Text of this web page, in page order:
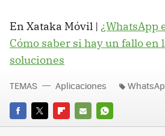
En Xataka Móvil | ¿WhatsApp
Cómo saber si hay un fallo en
soluciones
FACEBOOK
TWITTERFLIPBOARD
E-
WHATSAPP
TEMAS Aplicaciones